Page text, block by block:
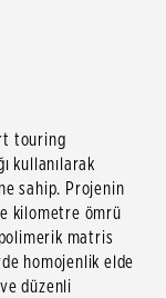
touring
kullanılarak
sahip. Projenin
kilometre ömrü
matris
homojenlik elde
düzenli